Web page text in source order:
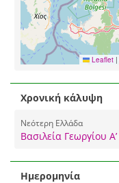
Leaflet |
Χρονική κάλυψη
Νεότερη Ελλάδα
Βασιλεία Γεωργίου Α’
Ημερομηνία